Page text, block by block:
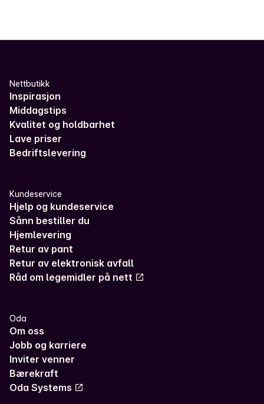
Nettbutikk
Inspirasjon
Middagstips
Kvalitet og holdbarhet
Lave priser
Bedriftslevering
Kundeservice
Hjelp og kundeservice
Sånn bestiller du
Hjemlevering
Retur av pant
Retur av elektronisk avfall
Råd om legemidler på nett
Oda
Om oss
Jobb og karriere
Inviter venner
Bærekraft
Oda Systems